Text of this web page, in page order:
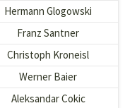
Hermann Glogowski
Franz Santner
Christoph Kroneisl
Werner Baier
Aleksandar Cokic